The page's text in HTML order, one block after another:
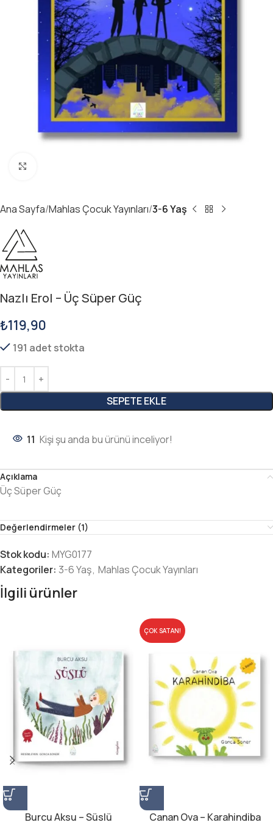
Ana Sayfa Mahlas Çocuk Yayınları 3-6 Yaş
Nazlı Erol – Üç Süper Güç
₺119,90
191 adet stokta
SEPETE EKLE
11 Kişi şu anda bu ürünü inceliyor!
Açıklama
Üç Süper Güç
Değerlendirmeler (1)
Stok kodu: MYG0177
Kategoriler: 3-6 Yaş, Mahlas Çocuk Yayınları
İlgili ürünler
Burcu Aksu – Süslü
ÇOK SATAN!
Canan Ova – Karahindiba